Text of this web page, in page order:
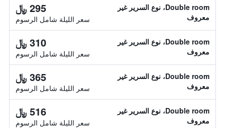
Double room، نوع السرير غير
معروف
295 ﷼
سعر الليلة شامل الرسوم
Double room، نوع السرير غير
معروف
310 ﷼
سعر الليلة شامل الرسوم
Double room، نوع السرير غير
معروف
365 ﷼
سعر الليلة شامل الرسوم
Double room، نوع السرير غير
معروف
516 ﷼
سعر الليلة شامل الرسوم